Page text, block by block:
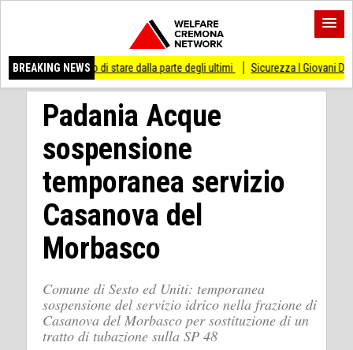
BREAKING NEWS
di stare dalla parte degli ultimi Sicurezza I Giovani Democratici
Padania Acque
sospensione
temporanea servizio
Casanova del
Morbasco
Comune di Sesto ed Uniti: temporanea
sospensione del servizio idrico nella frazione di
Casanova del Morbasco per sostituzione di un
tratto di tubazione sulla SP 48